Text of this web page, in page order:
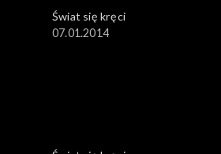
Świat się kręci
07.01.2014